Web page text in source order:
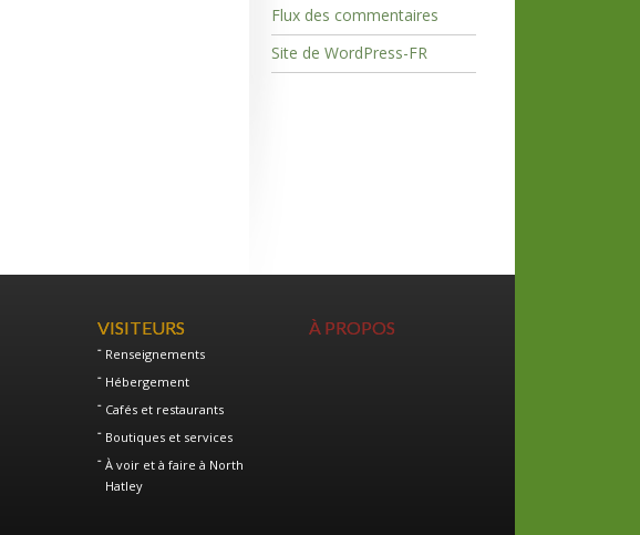
Flux des commentaires
Site de WordPress-FR
VISITEURS
Renseignements
Hébergement
Cafés et restaurants
Boutiques et services
À voir et à faire à North
Hatley
À PROPOS